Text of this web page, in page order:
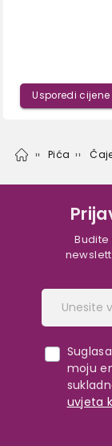
Usporedi cijene
Pića
Budite
moju
uvjeta